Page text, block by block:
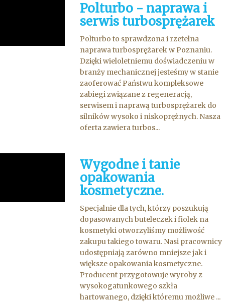
Polturbo - naprawa i
serwis turbosprężarek
Polturbo to sprawdzona i rzetelna
naprawa turbosprężarek w Poznaniu.
Dzięki wieloletniemu doświadczeniu w
branży mechanicznej jesteśmy w stanie
zaoferować Państwu kompleksowe
zabiegi związane z regeneracją,
serwisem i naprawą turbosprężarek do
silników wysoko i niskoprężnych. Nasza
oferta zawiera turbos...
Wygodne i tanie
opakowania
kosmetyczne.
Specjalnie dla tych, którzy poszukują
dopasowanych buteleczek i fiolek na
kosmetyki otworzyliśmy możliwość
zakupu takiego towaru. Nasi pracownicy
udostępniają zarówno mniejsze jak i
większe opakowania kosmetyczne.
Producent przygotowuje wyroby z
wysokogatunkowego szkła
hartowanego, dzięki któremu możliwe ...